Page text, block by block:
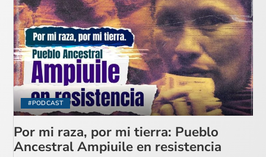
#PODCAST
Por mi raza, por mi tierra: Pueblo
Ancestral Ampiuile en resistencia